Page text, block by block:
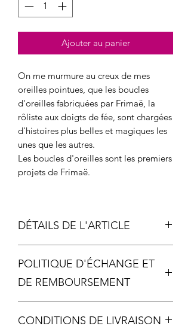
Ajouter au panier
On me murmure au creux de mes
oreilles pointues, que les boucles
d'oreilles fabriquées par Frimaë, la
rôliste aux doigts de fée, sont chargées
d'histoires plus belles et magiques les
unes que les autres.
Les boucles d'oreilles sont les premiers
projets de Frimaë.
DÉTAILS DE L'ARTICLE
Échelle photo 2
POLITIQUE D'ÉCHANGE ET
DE REMBOURSEMENT
échange ou remboursement ne sera
CONDITIONS DE LIVRAISON